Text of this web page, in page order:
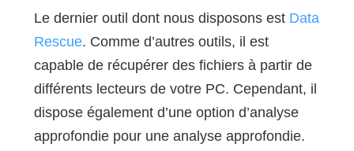
Le dernier outil dont nous disposons est Data
Rescue. Comme d’autres outils, il est
capable de récupérer des fichiers à partir de
différents lecteurs de votre PC. Cependant, il
dispose également d’une option d’analyse
approfondie pour une analyse approfondie.